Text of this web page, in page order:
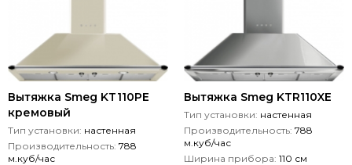
Вытяжка Smeg KT110PE
кремовый
Тип установки: настенная
Производительность: 788
м.куб/час
Вытяжка Smeg KTR110XE
Тип установки: настенная
Производительность: 788
м.куб/час
Ширина прибора: 110 см